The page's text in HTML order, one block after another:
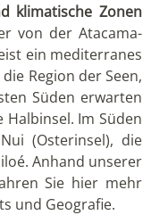
klimatische Zonen
von der Atacama-
ein mediterranes
Region der Seen,
Süden erwarten
Im Süden
(Osterinsel), die
Anhand unserer
Sie hier mehr
und Geografie.